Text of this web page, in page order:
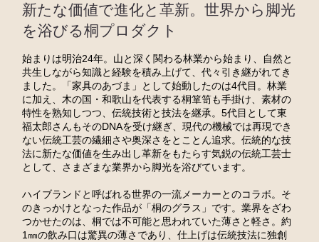
新たな価値で進化と革新。世界から脚光
を浴びる桐プロダクト
始まりは明治24年。山と深く関わる林業から始まり、自然と
共生しながら知識と経験を積み上げて、代々引き継がれてき
ました。「家具のあづま」として始動したのは4代目。林業
に加え、木の国・和歌山を代表する桐箪笥も手掛け、素材の
特性を熟知しつつ、伝統技術と技法を継承。5代目として東
福太郎さんもそのDNAを受け継ぎ、現代の機械では再現でき
ない伝統工芸の繊細さや奥深さをとことん追求。伝統的な技
法に新たな価値を生み出し革新をもたらす気鋭の伝統工芸士
として、さまざまな業界から脚光を浴びています。
ハイブランドと呼ばれる世界の一流メーカーとのコラボ。そ
のきっかけとなった作品が「桐のグラス」です。業界をざわ
つかせたのは、桐では不可能と思われていた薄さと軽さ。約
1㎜の飲み口は驚異の薄さであり、仕上げは伝統技法に独創